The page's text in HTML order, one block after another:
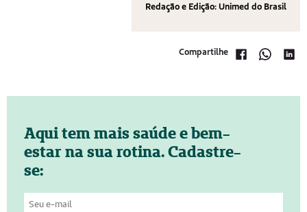
Redação e Edição: Unimed do Brasil
Compartilhe
Aqui tem mais saúde e bem-
estar na sua rotina. Cadastre-
se: